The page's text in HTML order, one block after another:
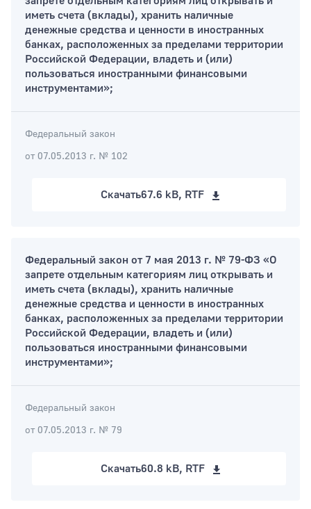
иметь счета (вклады), хранить наличные
денежные средства и ценности в иностранных
банках, расположенных за пределами территории
Российской Федерации, владеть и (или)
пользоваться иностранными финансовыми
инструментами»;
Федеральный закон
от 07.05.2013 г. № 102
Скачать67.6 kB, RTF
Федеральный закон от 7 мая 2013 г. № 79-ФЗ «О
запрете отдельным категориям лиц открывать и
иметь счета (вклады), хранить наличные
денежные средства и ценности в иностранных
банках, расположенных за пределами территории
Российской Федерации, владеть и (или)
пользоваться иностранными финансовыми
инструментами»;
Федеральный закон
от 07.05.2013 г. № 79
Скачать60.8 kB, RTF